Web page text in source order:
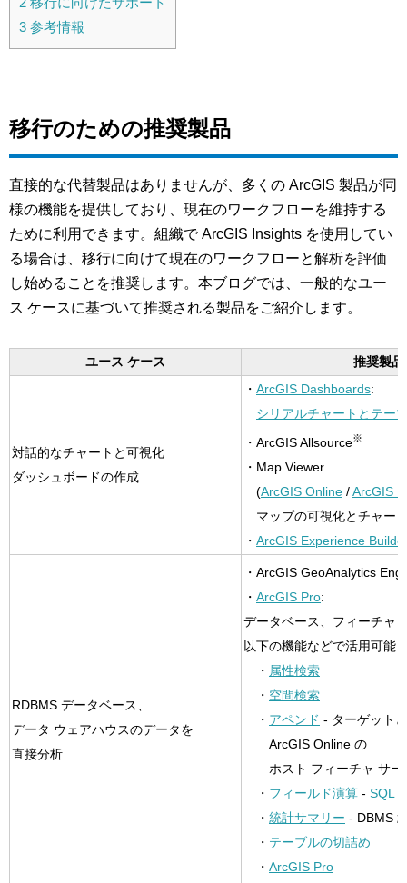
3 参考情報
移行のための推奨製品
直接的な代替製品はありませんが、多くの ArcGIS 製品が同
様の機能を提供しており、現在のワークフローを維持する
ために利用できます。組織で ArcGIS Insights を使用してい
る場合は、移行に向けて現在のワークフローと解析を評価
し始めることを推奨します。本ブログでは、一般的なユー
ス ケースに基づいて推奨される製品をご紹介します。
ユース ケース 推奨製品
対話的なチャートと可視化
ダッシュボードの作成
・ ArcGIS Dashboards:
シリアルチャートとテー
・ArcGIS Allsource※
・Map Viewer
(ArcGIS Online / ArcGIS
マップの可視化とチャー
・ ArcGIS Experience
RDBMS データベース、
データ ウェアハウスのデータを
直接分析
・ArcGIS GeoAnalytics
・ ArcGIS Pro:
データベース、フィーチャ
以下の機能などで活用可能
・ 属性検索
・ 空間検索
・ アペンド ‐ ターゲット
ArcGIS Online の
ホスト フィーチャ サー
・ フィールド演算 ‐ SQL
・ 統計サマリー ‐ DBMS
・ テーブルの切詰め
・ ArcGIS Pro